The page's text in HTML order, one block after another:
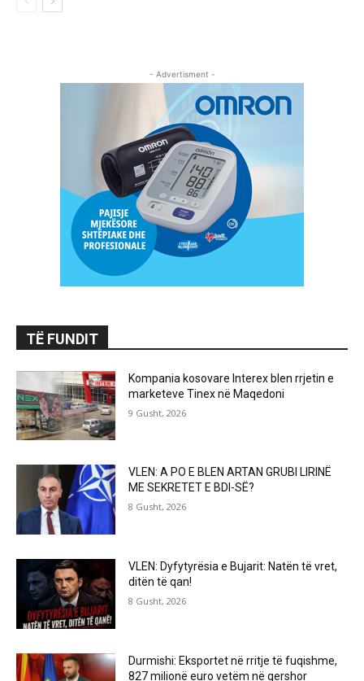
- Advertisment -
TË FUNDIT
Kompania kosovare Interex blen rrjetin e
marketeve Tinex në Maqedoni
9 Gusht, 2026
VLEN: A PO E BLEN ARTAN GRUBI LIRINË
ME SEKRETET E BDI-SË?
8 Gusht, 2026
VLEN: Dyfytyrësia e Bujarit: Natën të vret,
ditën të qan!
8 Gusht, 2026
Durmishi: Eksportet në rritje të fuqishme,
827 milionë euro vetëm në qershor